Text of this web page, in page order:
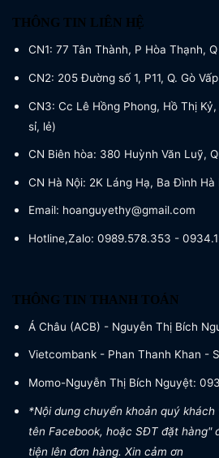
THÔNG TIN LIÊN HỆ
CN1: 77 Tân Thành, P Hòa Thạnh,
CN2: 205 Đường số 1, P11, Q. Gò
CN3: Cc Lê Hồng Phong, Hồ Thị
sỉ, lẻ)
CN Biên hòa: 380 Huỳnh Văn Luỹ,
CN Hà Nội: 2K Láng Hạ, Ba Đình Hà
Email: hoanguyethy@gmail.com
Hotline,Zalo: 0989.578.353 -
THÔNG TIN THANH TOÁN
Á Châu (ACB) - Nguyễn Thị Bích
Vietcombank - Phan Thanh Khan -
Momo-Nguyễn Thị Bích Nguyệt:
*Nội dung chuyển khoản quý khách
tên Facebook, hoặc SĐT đặt hàng"
tiện lên đơn hàng. Xin cảm ơn